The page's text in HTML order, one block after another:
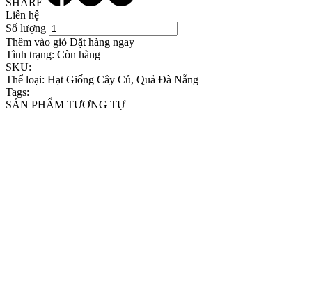
Liên hệ
Số lượng
Thêm vào giỏ Đặt hàng ngay
Tình trạng: Còn hàng
SKU:
Thể loại: Hạt Giống Cây Củ, Quả Đà Nẵng
Tags:
SẢN PHẨM TƯƠNG TỰ